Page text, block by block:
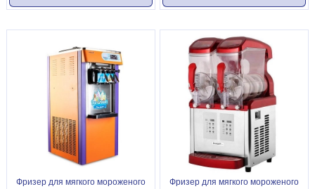
Фризер для мягкого мороженого
Фризер для мягкого мороженого